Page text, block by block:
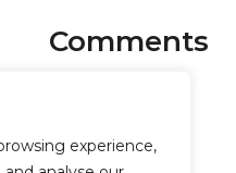
experience,
Comments